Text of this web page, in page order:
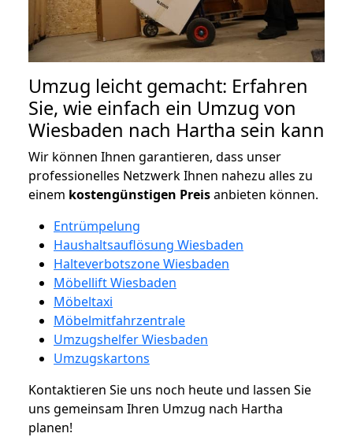
Umzug leicht gemacht: Erfahren
Sie, wie einfach ein Umzug von
Wiesbaden nach Hartha sein kann
Wir können Ihnen garantieren, dass unser
professionelles Netzwerk Ihnen nahezu alles zu
einem kostengünstigen Preisanbieten können.
Entrümpelung
Haushaltsauflösung Wiesbaden
Halteverbotszone Wiesbaden
Möbellift Wiesbaden
Möbeltaxi
Möbelmitfahrzentrale
Umzugshelfer Wiesbaden
Umzugskartons
Kontaktieren Sie uns noch heute und lassen Sie
uns gemeinsam Ihren Umzug nach Hartha
planen!